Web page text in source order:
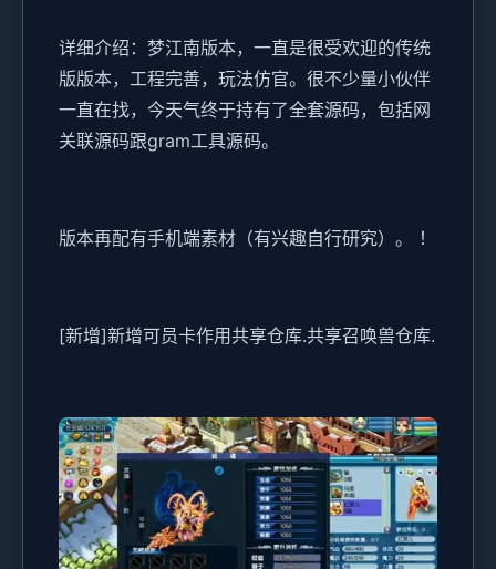
详细介绍：梦江南版本，一直是很受欢迎的传统
版版本，工程完善，玩法仿官。很不少量小伙伴
一直在找，今天气终于持有了全套源码，包括网
关联源码跟gram工具源码。
版本再配有手机端素材（有兴趣自行研究）。 ！
[新增]新增可员卡作用共享仓库.共享召唤兽仓库.